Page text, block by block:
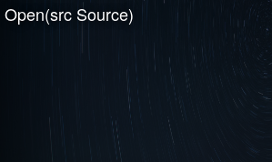
Open(src Source)